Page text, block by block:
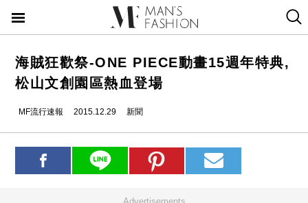
海賊狂歡祭-ONE PIECE動畫15週年特典,
松山文創園區熱血登場
MF流行速報 2015.12.29 新聞